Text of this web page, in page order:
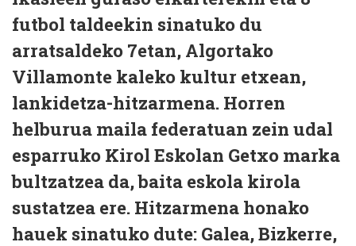
futbol taldeekin sinatuko du
arratsaldeko 7etan, Algortako
Villamonte kaleko kultur etxean,
lankidetza-hitzarmena. Horren
helburua maila federatuan zein udal
esparruko Kirol Eskolan Getxo marka
bultzatzea da, baita eskola kirola
sustatzea ere. Hitzarmena honako
hauek sinatuko dute: Galea, Bizkerre,